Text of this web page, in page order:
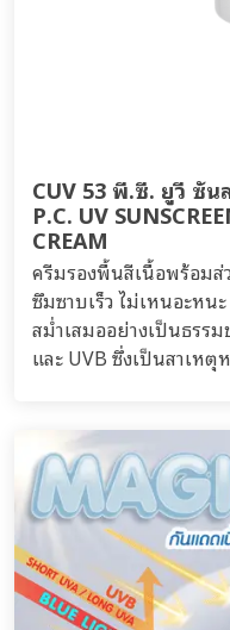
CUV 53 พี.ซี. ยูวี ซั
P.C. UV
CREAM
ครีมรองพื้นสีเนื้อพร้อม
ซึมซาบเร็ว ไม่เหนอะห
สม่ำเสมออย่างเป็นธรร
และ UVB ซึ่งเป็นสาเหตุ